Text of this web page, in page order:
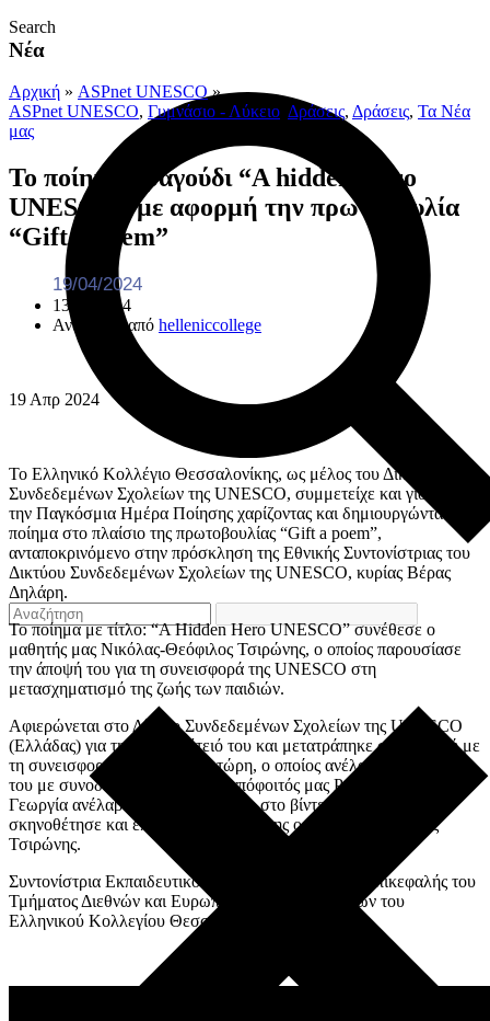
Search
Νέα
Αρχική » ASPnet UNESCO»
ASPnet UNESCO, Γυμνάσιο - Λύκειο Δράσεις, Δράσεις, Τα Νέα
μας
Το ποίημα-τραγούδι “A hidden Hero
UNESCO” με αφορμή την πρωτοβουλία
“Gift a poem”
19/04/2024
13/05/2024
Ανάρτηση από helleniccollege
19 Απρ 2024
Το Ελληνικό Κολλέγιο Θεσσαλονίκης, ως μέλος του Δικτύου
Συνδεδεμένων Σχολείων της UNESCO, συμμετείχε και γιόρτασε
την Παγκόσμια Ημέρα Ποίησης χαρίζοντας και δημιουργώντας ένα
ποίημα στο πλαίσιο της πρωτοβουλίας “Gift a poem”,
ανταποκρινόμενο στην πρόσκληση της Εθνικής Συντονίστριας του
Δικτύου Συνδεδεμένων Σχολείων της UNESCO, κυρίας Βέρας
Δηλάρη.
Το ποίημα με τίτλο: “A Hidden Hero UNESCO” συνέθεσε ο
μαθητής μας Νικόλας-Θεόφιλος Τσιρώνης, ο οποίος παρουσίασε
την άποψή του για τη συνεισφορά της UNESCO στη
μετασχηματισμό της ζωής των παιδιών.
Αφιερώνεται στο Δίκτυο Συνδεδεμένων Σχολείων της UNESCO
(Ελλάδας) για την 70η Επέτειό του και μετατράπηκε σε μουσική με
τη συνεισφορά του Ιωάννη Βιτώρη, ο οποίος ανέλαβε τη σύνθεσή
του με συνοδεία πιάνου, ενώ η απόφοιτός μας Ρέβη Φωτεινή
Γεωργία ανέλαβε την εκτέλεσή του στο βίντεο, το οποίο
σκηνοθέτησε και επεξεργάστηκε επίσης ο Νικόλας-Θεόφιλος
Τσιρώνης.
Συντονίστρια Εκπαιδευτικός: Αναστασία Ψαλλίδα, Επικεφαλής του
Τμήματος Διεθνών και Ευρωπαϊκών Προγραμμάτων του
Ελληνικού Κολλεγίου Θεσσαλονίκης